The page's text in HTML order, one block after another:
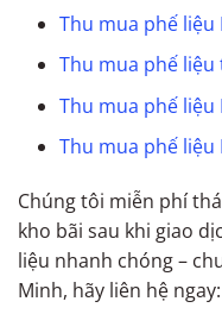
Thu mua phế liệu
Thu mua phế liệu
Thu mua phế liệu
Thu mua phế liệu
Chúng tôi miễn phí
kho bãi sau khi giao
liệu nhanh chóng –
Minh, hãy liên hệ ngay: